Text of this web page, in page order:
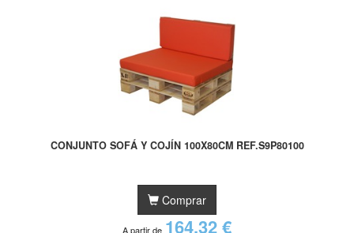
CONJUNTO SOFÁ Y COJÍN 100X80CM REF.S9P80100
Comprar
A partir de 164.32 €